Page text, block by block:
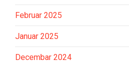
Februar 2025
Januar 2025
Decembar 2024